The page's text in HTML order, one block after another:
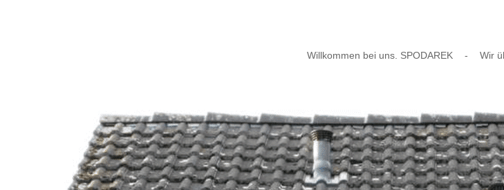
Willkommen bei uns. SPODAREK - Wir